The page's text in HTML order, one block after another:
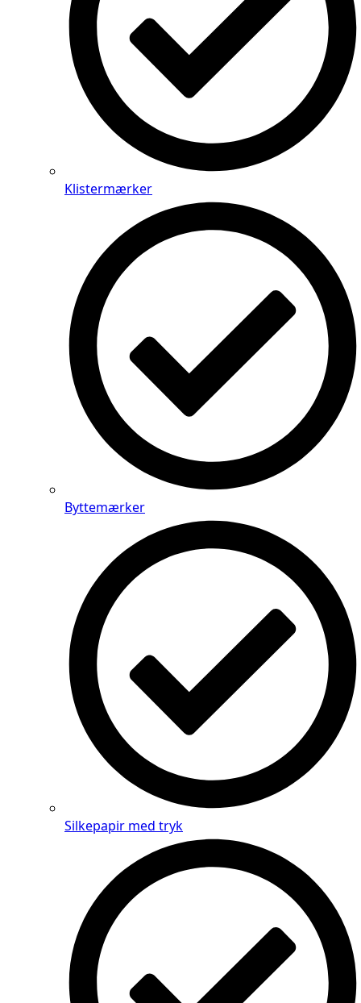
Klistermærker
Byttemærker
Silkepapir med tryk